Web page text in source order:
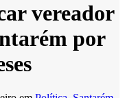
vereador
por